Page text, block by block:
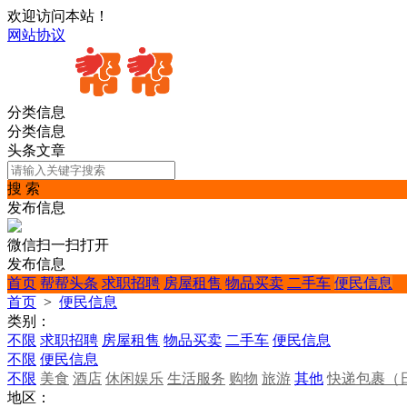
欢迎访问本站！
网站协议
分类信息
分类信息
头条文章
搜 索
发布信息
微信扫一扫打开
发布信息
首页 帮帮头条 求职招聘 房屋租售 物品买卖 二手车 便民信息
首页 > 便民信息
类别：
不限 求职招聘 房屋租售 物品买卖 二手车 便民信息
不限 便民信息
不限 美食 酒店 休闲娱乐 生活服务 购物 旅游 其他 快递包裹（
地区：